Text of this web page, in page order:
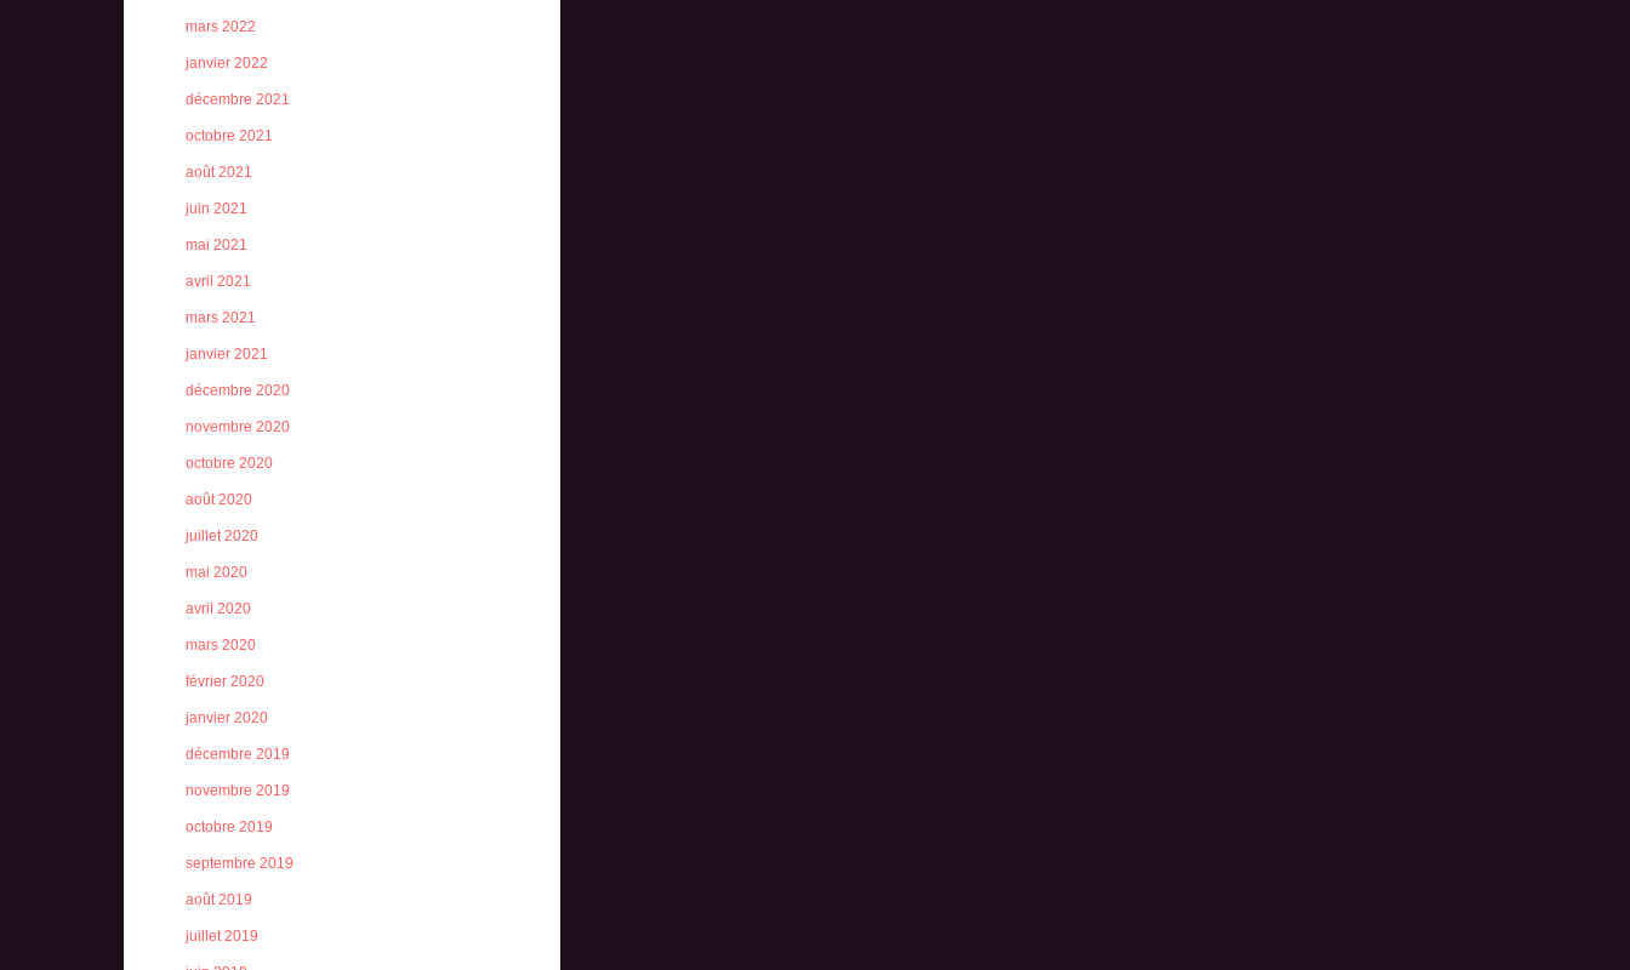
mars 2022
janvier 2022
décembre 2021
octobre 2021
août 2021
juin 2021
mai 2021
avril 2021
mars 2021
janvier 2021
décembre 2020
novembre 2020
octobre 2020
août 2020
juillet 2020
mai 2020
avril 2020
mars 2020
février 2020
janvier 2020
décembre 2019
novembre 2019
octobre 2019
septembre 2019
août 2019
juillet 2019